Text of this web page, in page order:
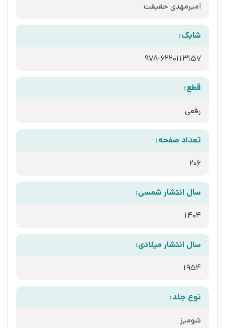
امیرمهدی حقیقت
شابک:
قطع:
رقعی
تعداد صفحه:
206
سال انتشار شمسی:
1404
سال انتشار میلادی:
1954
نوع جلد:
شومیز